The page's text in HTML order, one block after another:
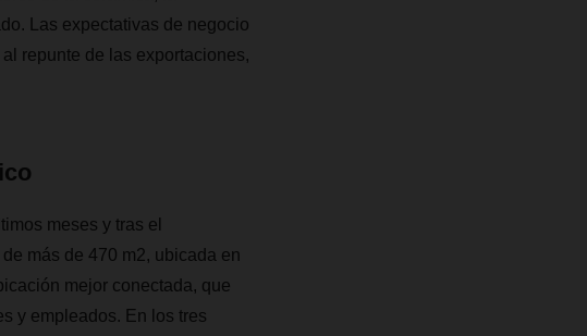
Las expectativas de negocio
repunte de las exportaciones,
meses y tras el
más de 470 m2, ubicada en
mejor conectada, que
y empleados. En los tres